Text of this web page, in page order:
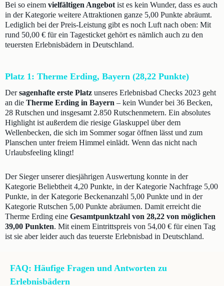
Bei so einem vielfältigen Angebot ist es kein Wunder, dass es auch
in der Kategorie weitere Attraktionen ganze 5,00 Punkte abräumt.
Lediglich bei der Preis-Leistung gibt es noch Luft nach oben: Mit
rund 50,00 € für ein Tagesticket gehört es nämlich auch zu den
teuersten Erlebnisbädern in Deutschland.
Platz 1: Therme Erding, Bayern (28,22 Punkte)
Dersagenhafte erste Platz unseres Erlebnisbad Checks 2023 geht
an die Therme Erding in Bayern – kein Wunder bei 36 Becken,
28 Rutschen und insgesamt 2.850 Rutschenmetern. Ein absolutes
Highlight ist außerdem die riesige Glaskuppel über dem
Wellenbecken, die sich im Sommer sogar öffnen lässt und zum
Planschen unter freiem Himmel einlädt. Wenn das nicht nach
Urlaubsfeeling klingt!
Der Sieger unserer diesjährigen Auswertung konnte in der
Kategorie Beliebtheit 4,20 Punkte, in der Kategorie Nachfrage 5,00
Punkte, in der Kategorie Beckenanzahl 5,00 Punkte und in der
Kategorie Rutschen 5,00 Punkte abräumen. Damit erreicht die
Therme Erding eine Gesamtpunktzahl von 28,22 von möglichen
39,00 Punkten. Mit einem Eintrittspreis von 54,00 € für einen Tag
ist sie aber leider auch das teuerste Erlebnisbad in Deutschland.
FAQ: Häufige Fragen und Antworten zu
Erlebnisbädern